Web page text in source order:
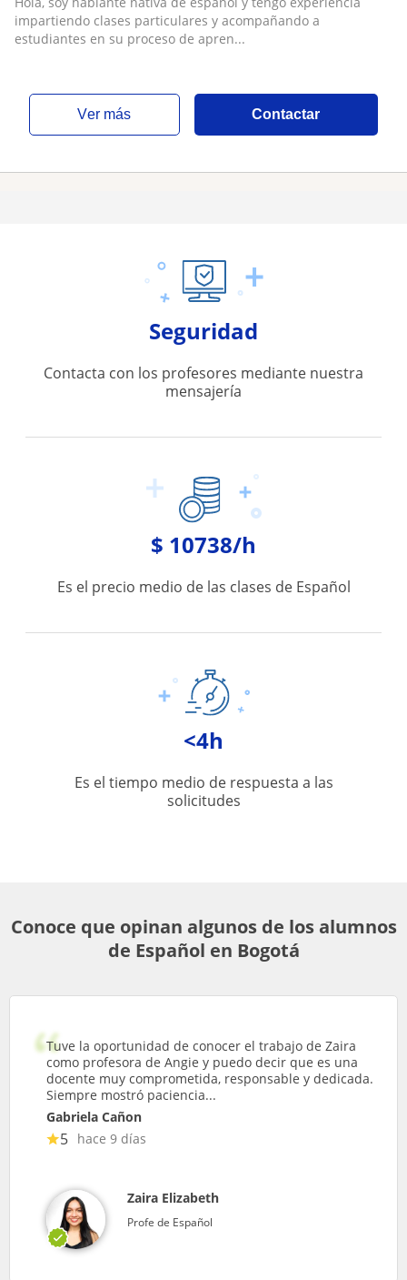
impartiendo clases particulares y acompañando a
estudiantes en su proceso de apren...
ver más Contactar
Seguridad
Contacta con los profesores mediante nuestra
mensajería
$ 10738/h
Es el precio medio de las clases de Español
<4h
Es el tiempo medio de respuesta a las
solicitudes
Conoce que opinan algunos de los alumnos
de Español en Bogotá
Tuve la oportunidad de conocer el trabajo de Zaira
como profesora de Angie y puedo decir que es una
docente muy comprometida, responsable y dedicada.
Siempre mostró paciencia...
Gabriela Cañon
5 hace 9 días
Zaira Elizabeth
Profe de Español